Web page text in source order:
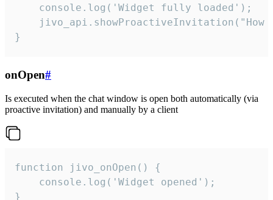
    console.log('Widget fully loaded');
jivo_api.showProactiveInvitation("How
}
onOpen#
Is executed when the chat window is open both automatically (via
proactive invitation) and manually by a client
function jivo_onOpen() {
    console.log('Widget opened');
}